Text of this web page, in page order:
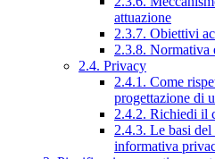
attuazione
2.3.7. Obiettivi
2.3.8. Normativa
2.4. Privacy
2.4.1. Come
progettazione di
2.4.2. Richiedi il
2.4.3. Le basi
informativa